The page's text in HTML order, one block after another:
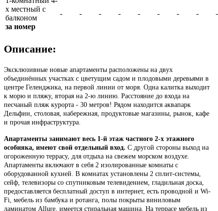
х местный с
балконом
за номер
- - - - - - - - -
Описание:
Эксклюзивные новые апартаменты расположены на двух
объединённых участках с цветущим садом и плодовыми деревьями в
центре Геленджика, на первой линии от моря. Одна калитка выходит
к морю и пляжу, вторая на 2-ю линию. Расстояние до входа на
песчаный пляж курорта - 30 метров! Рядом находится аквапарк
Дельфин, столовая, набережная, продуктовые магазины, рынок, кафе
и прочая инфраструктура.
Апартаменты занимают весь 1-й этаж частного 2-х этажного
особняка, имеют свой отдельный вход. С другой стороны выход на
огороженную террасу, для отдыха на свежем морском воздухе.
Апартаменты включают в себя 2 изолированные комнаты с
оборудованной кухней. В комнатах установлены 2 сплит-системы,
сейф, телевизоры со спутниковым телевидением, гладильная доска,
предоставляется бесплатный доступ в интернет, есть проводной и Wi-
Fi, мебель из бамбука и ротанга, полы покрыты виниловым
ламинатом Allure, имеется стиральная машина. На террасе мебель из